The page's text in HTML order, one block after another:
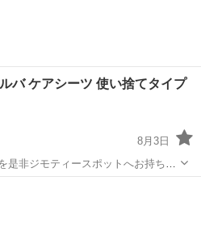
バ ケアシーツ 使い捨てタイプ
8月3日
ジモティースポットへお持ち込
ーツ・レジャー用品、こども用品、
CD・DVDなどが無料でまとめて持